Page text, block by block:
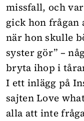
missfall, och
gick hon frågan
när hon skulle
syster gör” –
bryta ihop i
I ett inlägg på
sajtenLove
alla att inte